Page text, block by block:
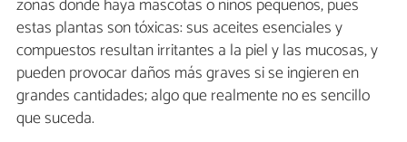
zonas donde haya mascotas o niños pequeños, pues
estas plantas son tóxicas: sus aceites esenciales y
compuestos resultan irritantes a la piel y las mucosas, y
pueden provocar daños más graves si se ingieren en
grandes cantidades; algo que realmente no es sencillo
que suceda.